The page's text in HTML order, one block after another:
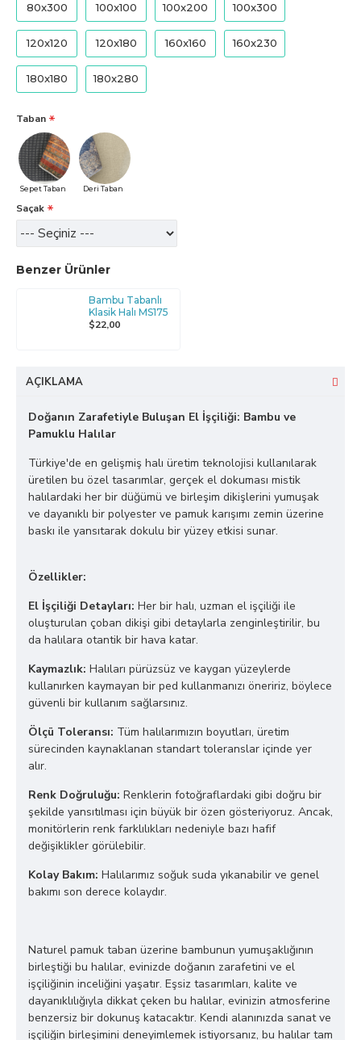
80x300 100x100 100x200 100x300
120x120 120x180 160x160 160x230
180x180 180x280
Taban
Sepet Taban Deri Taban
Saçak
Benzer Ürünler
Bambu Tabanlı
Klasik Halı MS175
$22,00
AÇIKLAMA
Doğanın Zarafetiyle Buluşan El İşçiliği: Bambu ve
Pamuklu Halılar
Türkiye'de en gelişmiş halı üretim teknolojisi kullanılarak
üretilen bu özel tasarımlar, gerçek el dokuması mistik
halılardaki her bir düğümü ve birleşim dikişlerini yumuşak
ve dayanıklı bir polyester ve pamuk karışımı zemin üzerine
baskı ile yansıtarak dokulu bir yüzey etkisi sunar.
Özellikler:
El İşçiliği Detayları: Her bir halı, uzman el işçiliği ile
oluşturulan çoban dikişi gibi detaylarla zenginleştirilir, bu
da halılara otantik bir hava katar.
Kaymazlık: Halıları pürüzsüz ve kaygan yüzeylerde
kullanırken kaymayan bir ped kullanmanızı öneririz, böylece
güvenli bir kullanım sağlarsınız.
Ölçü Toleransı: Tüm halılarımızın boyutları, üretim
sürecinden kaynaklanan standart toleranslar içinde yer
alır.
Renk Doğruluğu: Renklerin fotoğraflardaki gibi doğru bir
şekilde yansıtılması için büyük bir özen gösteriyoruz. Ancak,
monitörlerin renk farklılıkları nedeniyle bazı hafif
değişiklikler görülebilir.
Kolay Bakım: Halılarımız soğuk suda yıkanabilir ve genel
bakımı son derece kolaydır.
Naturel pamuk taban üzerine bambunun yumuşaklığının
birleştiği bu halılar, evinizde doğanın zarafetini ve el
işçiliğinin inceliğini yaşatır. Eşsiz tasarımları, kalite ve
dayanıklılığıyla dikkat çeken bu halılar, evinizin atmosferine
benzersiz bir dokunuş katacaktır. Kendi alanınızda sanat ve
işçiliğin birleşimini deneyimlemek istiyorsanız, bu halılar tam